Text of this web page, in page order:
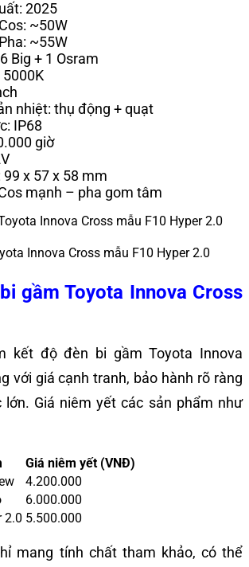
2025
~50W
~55W
Big + 1 Osram
nhiệt: thụ động + quạt
IP68
giờ
x 57 x 58 mm
mạnh – pha gom tâm
Innova Cross mẫu F10 Hyper 2.0
gầm Toyota Innova Cross
kết độ đèn bi gầm Toyota Innova
với giá cạnh tranh, bảo hành rõ ràng
Giá niêm yết các sản phẩm như
Giá niêm yết (VNĐ)
4.200.000
6.000.000
2.0 5.500.000
mang tính chất tham khảo, có thể